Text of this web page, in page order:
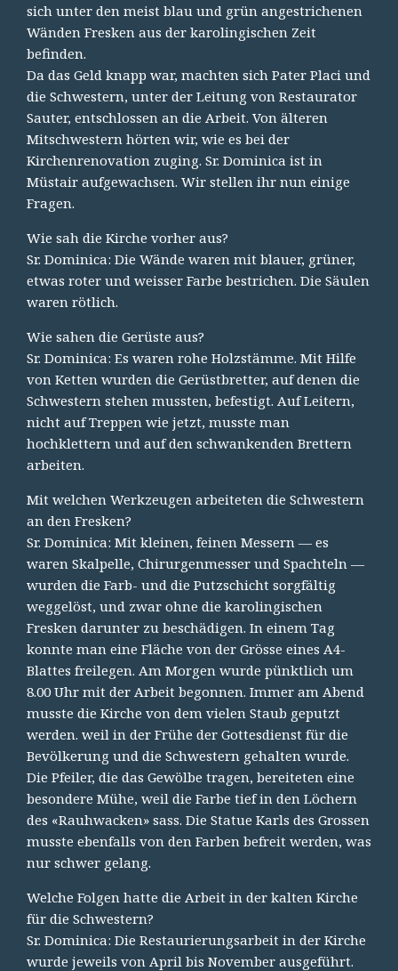
sich unter den meist blau und grün angestrichenen
Wänden Fresken aus der karolingischen Zeit
befinden.
Da das Geld knapp war, machten sich Pater Placi und
die Schwestern, unter der Leitung von Restaurator
Sauter, entschlossen an die Arbeit. Von älteren
Mitschwestern hörten wir, wie es bei der
Kirchenrenovation zuging. Sr. Dominica ist in
Müstair aufgewachsen. Wir stellen ihr nun einige
Fragen.
Wie sah die Kirche vorher aus?
Sr. Dominica: Die Wände waren mit blauer, grüner,
etwas roter und weisser Farbe bestrichen. Die Säulen
waren rötlich.
Wie sahen die Gerüste aus?
Sr. Dominica: Es waren rohe Holzstämme. Mit Hilfe
von Ketten wurden die Gerüstbretter, auf denen die
Schwestern stehen mussten, befestigt. Auf Leitern,
nicht auf Treppen wie jetzt, musste man
hochklettern und auf den schwankenden Brettern
arbeiten.
Mit welchen Werkzeugen arbeiteten die Schwestern
an den Fresken?
Sr. Dominica: Mit kleinen, feinen Messern — es
waren Skalpelle, Chirurgenmesser und Spachteln —
wurden die Farb- und die Putzschicht sorgfältig
weggelöst, und zwar ohne die karolingischen
Fresken darunter zu beschädigen. In einem Tag
konnte man eine Fläche von der Grösse eines A4-
Blattes freilegen. Am Morgen wurde pünktlich um
8.00 Uhr mit der Arbeit begonnen. Immer am Abend
musste die Kirche von dem vielen Staub geputzt
werden. weil in der Frühe der Gottesdienst für die
Bevölkerung und die Schwestern gehalten wurde.
Die Pfeiler, die das Gewölbe tragen, bereiteten eine
besondere Mühe, weil die Farbe tief in den Löchern
des «Rauhwacken» sass. Die Statue Karls des Grossen
musste ebenfalls von den Farben befreit werden, was
nur schwer gelang.
Welche Folgen hatte die Arbeit in der kalten Kirche
für die Schwestern?
Sr. Dominica: Die Restaurierungsarbeit in der Kirche
wurde jeweils von April bis November ausgeführt.